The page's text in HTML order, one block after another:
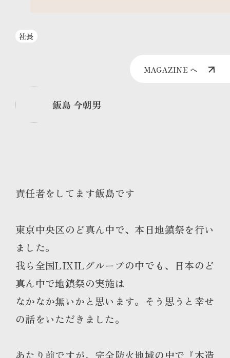
社長
MAGAZINE へ
飯島 今朝男
責任者をしてます飯島です
東京中央区のど真ん中で、本日地鎮祭を行い
ました。
我ら全国LIXILグループの中でも、日本のど
真ん中で地鎮祭の実施は
なかなか無いかと思います。そう思うと幸せ
の話をいただきました。
あたり前ですが、完全防火地域の中で『木造